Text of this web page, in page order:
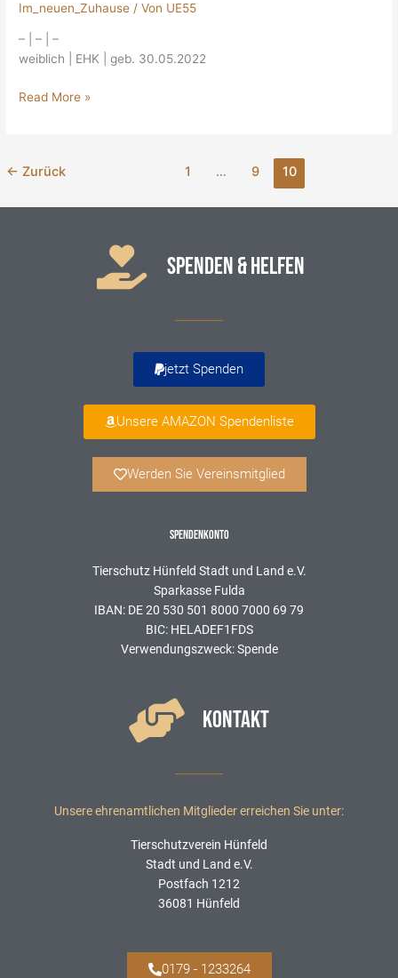
Im_neuen_Zuhause / Von UE55
– | – | –
weiblich | EHK | geb. 30.05.2022
Read More »
← Zurück 1 … 9 10
SPENDEN & HELFEN
jetzt Spenden
Unsere AMAZON Spendenliste
Werden Sie Vereinsmitglied
SPENDENKONTO
Tierschutz Hünfeld Stadt und Land e.V.
Sparkasse Fulda
IBAN: DE 20 530 501 8000 7000 69 79
BIC: HELADEF1FDS
Verwendungszweck: Spende
KONTAKT
Unsere ehrenamtlichen Mitglieder erreichen Sie unter:
Tierschutzverein Hünfeld
Stadt und Land e.V.
Postfach 1212
36081 Hünfeld
0179 - 1233264